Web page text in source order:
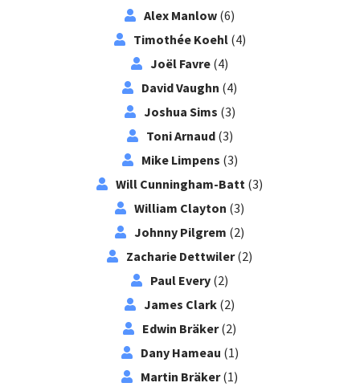
Alex Manlow (6)
Timothée Koehl(4)
Joël Favre (4)
David Vaughn (4)
Joshua Sims (3)
Toni Arnaud(3)
Mike Limpens (3)
Will Cunningham-Batt (3)
William Clayton (3)
Johnny Pilgrem (2)
Zacharie Dettwiler(2)
Paul Every (2)
James Clark (2)
Edwin Bräker(2)
Dany Hameau (1)
Martin Bräker(1)